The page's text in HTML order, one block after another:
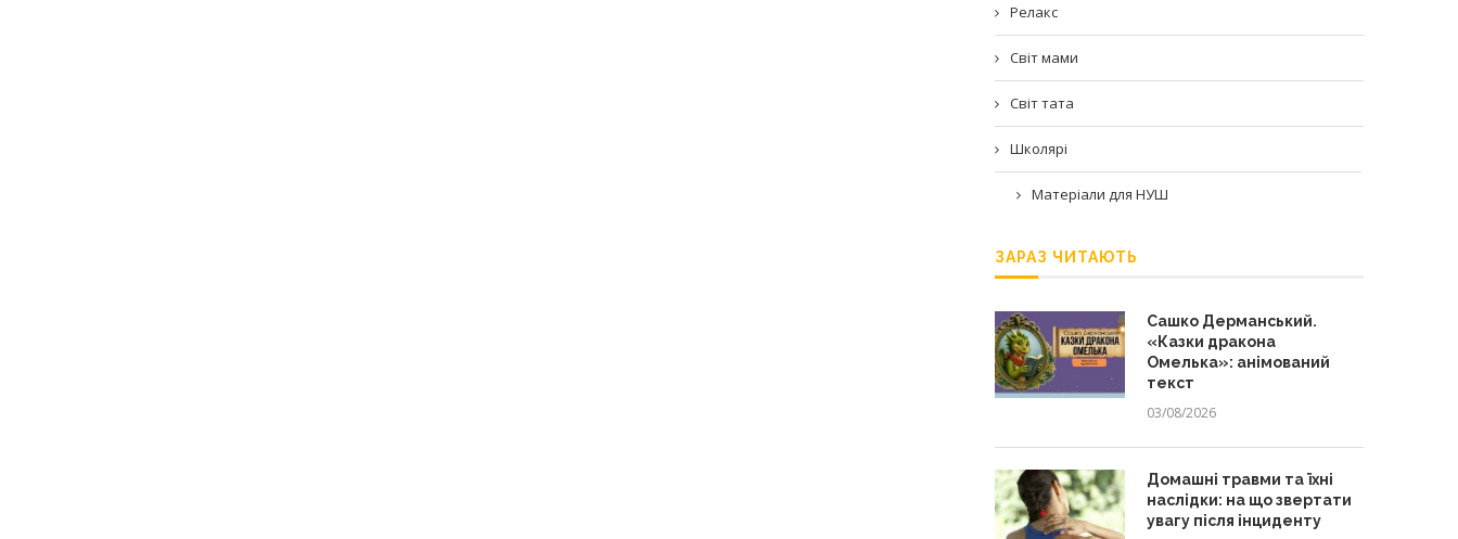
Релакс
Світ мами
Світ тата
Школярі
Матеріали для НУШ
ЗАРАЗ ЧИТАЮТЬ
Сашко Дерманський.
«Казки дракона
Омелька»: анімований
текст
03/08/2026
Домашні травми та їхні
наслідки: на що звертати
увагу після інциденту